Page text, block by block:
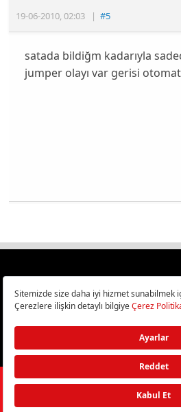
19-06-2010,02:03 |#5
satada bildiğm kadarıyla
jumper olayı var gerisi
Bilişim ve Teknoloji Haberleri
©2026Doğan Burda Dergi Yayıncılık ve
saklıdır.